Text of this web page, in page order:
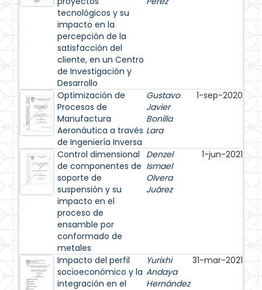
tecnológicos y su
impacto en la
percepción de la
satisfacción del
cliente, en un Centro
de Investigación y
Desarrollo
Optimización de
Procesos de
Manufactura
Aeronáutica a través
de Ingeniería Inversa
Gustavo
Javier
Bonilla
Lara
1-sep-2020
Control dimensional
de componentes de
soporte de
suspensión y su
impacto en el
proceso de
ensamble por
conformado de
metales
Denzel
Ismael
Olvera
Juárez
1-jun-2021
Impacto del perfil
socioeconómico y la
integración en el
Yurixhi
Andaya
Hernández
31-mar-2021